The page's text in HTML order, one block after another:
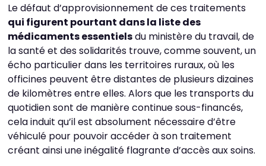
Le défaut d’approvisionnement de ces traitements
qui figurent pourtant dans la liste des
médicaments essentielsdu ministère du travail, de
la santé et des solidarités trouve, comme souvent, un
écho particulier dans les territoires ruraux, où les
officines peuvent être distantes de plusieurs dizaines
de kilomètres entre elles. Alors que les transports du
quotidien sont de manière continue sous-financés,
cela induit qu’il est absolument nécessaire d’être
véhiculé pour pouvoir accéder à son traitement
créant ainsi une inégalité flagrante d’accès aux soins.